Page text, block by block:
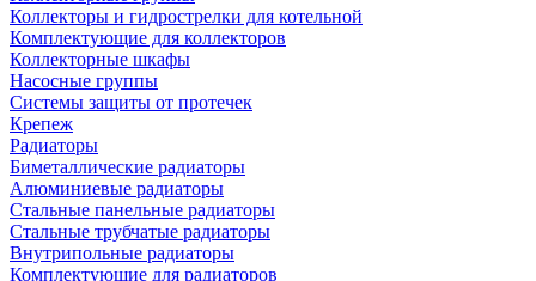
Коллекторы и гидрострелки для котельной
Комплектующие для коллекторов
Коллекторные шкафы
Насосные группы
Системы защиты от протечек
Крепеж
Радиаторы
Биметаллические радиаторы
Алюминиевые радиаторы
Стальные панельные радиаторы
Стальные трубчатые радиаторы
Внутрипольные радиаторы
Комплектующие для радиаторов